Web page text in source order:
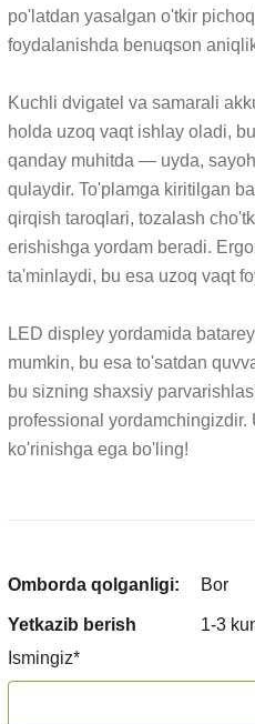
po'latdan yasalgan o'tkir
foydalanishda benuqson
Kuchli dvigatel va samarali
holda uzoq vaqt ishlay oladi,
qanday muhitda — uyda,
qulaydir. To'plamga kiritilgan
qirqish taroqlari, tozalash
erishishga yordam beradi.
ta'minlaydi, bu esa uzoq vaqt
LED displey yordamida
mumkin, bu esa to'satdan
bu sizning shaxsiy
professional yordamchingizdir.
ko'rinishga ega bo'ling!
Omborda qolganligi: Bor
Yetkazib berish
1-3
Ismingiz*